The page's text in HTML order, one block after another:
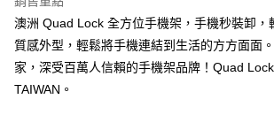
醒簡訊。
2.透過簡訊連結打開帳單後，可選擇「超商條碼／台
帳／街口支付／iPASS MONEY」等通路繳費。
【注意事項】
1.本服務係由「台灣大哥大股份有限公司」（以下簡
１．於結帳方式選擇「AFTEE先享後付」後，將跳轉
結帳頁面，進行簡訊認證並確認金額後，即可完成結帳
２．訂單成立數日內，您將收到繳費通知簡訊。
３．收到繳費通知簡訊後14天內，點擊此簡訊中的連
※ 請注意：結帳手續完成當下不需立刻繳費，但若您
全家純取貨
每筆NT$60，滿NT$998(含以上)免運費
7-11取貨付款
澳洲 Quad Lock 全方位手機架，手機秒裝卸，
質感外型，輕鬆將手機連結到生活的方方面面
家，深受百萬人信賴的手機架品牌！Quad
TAIWAN。